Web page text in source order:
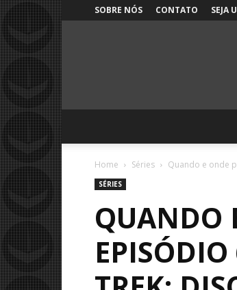
SOBRE NÓS CONTATO SEJA
Home Séries Quando e onde
SÉRIES
QUANDO